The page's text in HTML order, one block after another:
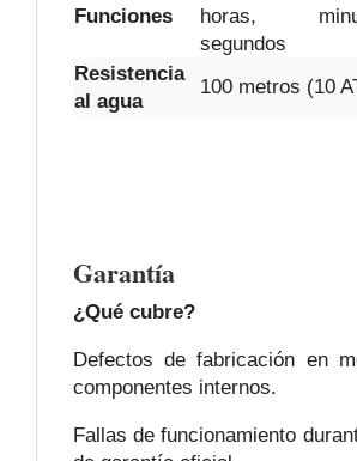
Funciones
horas,
segundos
Resistencia
al agua
100 metros (10
Garantía
¿Qué cubre?
Defectos de fabricación en
componentes internos.
Fallas de funcionamiento